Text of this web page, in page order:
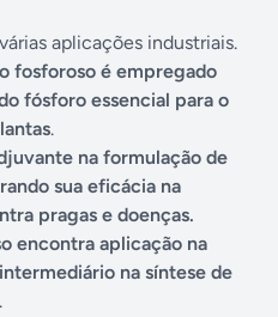
aplicações industriais.
fosforoso é empregado
fósforo essencial para o
.
na formulação de
sua eficácia na
pragas e doenças.
encontra aplicação na
na síntese de
.